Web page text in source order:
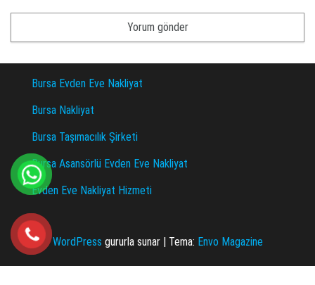
Bursa Evden Eve Nakliyat
Bursa Nakliyat
Bursa Taşımacılık Şirketi
Bursa Asansörlü Evden Eve Nakliyat
Evden Eve Nakliyat Hizmeti
WordPress gururla sunar | Tema: Envo Magazine